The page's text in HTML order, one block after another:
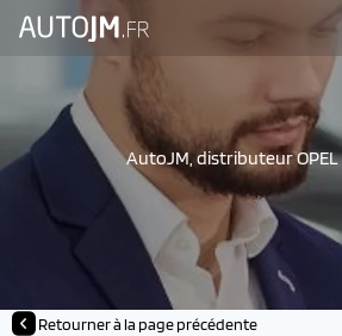
AutoJM, distributeur OPEL
Retourner à la page précédente